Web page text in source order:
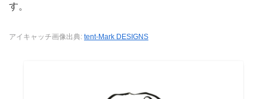
す。
アイキャッチ画像出典: tent-Mark DESIGNS